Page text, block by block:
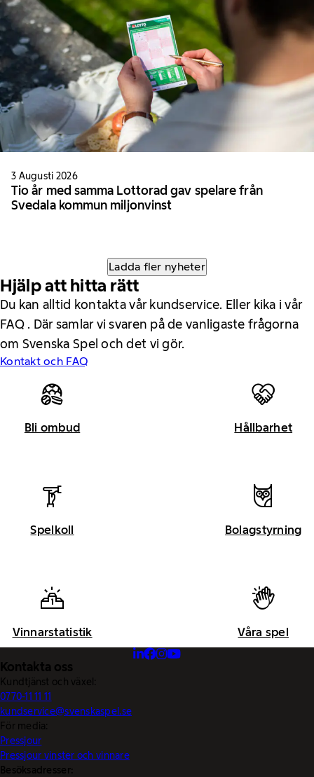
3 Augusti 2026
Tio år med samma Lottorad gav spelare från
Svedala kommun miljonvinst
Ladda fler nyheter
Hjälp att hitta rätt
Du kan alltid kontakta vår kundservice. Eller kika i vår
FAQ . Där samlar vi svaren på de vanligaste frågorna
om Svenska Spel och det vi gör.
Kontakt och FAQ
Bli ombud Hållbarhet
Spelkoll Bolagstyrning
Vinnarstatistik Våra spel
Kontakta oss
Kundtjänst och växel:
0770-11 11 11
kundservice@svenskaspel.se
För media:
Pressjour
Pressjour vinster och vinnare
Besöksadresser: